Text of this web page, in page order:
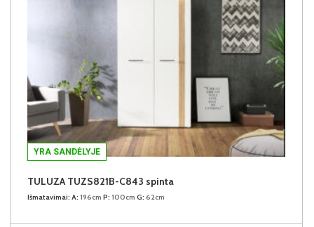
YRA SANDĖLYJE
TULUZA TUZS821B-C843 spinta
Išmatavimai: A: 196cm P: 100cm G: 62cm